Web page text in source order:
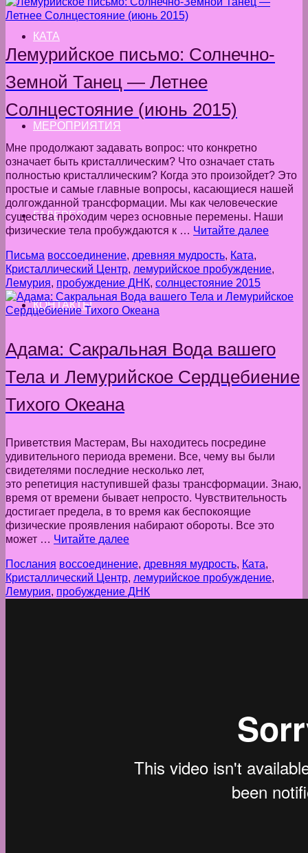
КАТА
МЕРОПРИЯТИЯ
ГАЛЕРЕЯ
КОНТАКТЫ
Лемурийское письмо: Солнечно-
Земной Танец — Летнее
Солнцестояние (июнь 2015)
Мне продолжают задавать вопрос: что конкретно
означает быть кристаллическим? Что означает стать
полностью кристаллическим? Когда это произойдет? Это
простые и самые главные вопросы, касающиеся нашей
долгожданной трансформации. Мы как человеческие
существа проходим через основные перемены. Наши
физические тела пробуждаются к … Читайте далее
Письма воссоединение, древняя мудрость, Ката,
Кристаллический Центр, лемурийское пробуждение,
Лемурия, пробуждение ДНК, солнцестояние 2015
Адама: Сакральная Вода вашего
Тела и Лемурийское Сердцебиение
Тихого Океана
Приветствия Мастерам, Вы находитесь посредине
удивительного периода времени. Все, чему вы были
свидетелями последние несколько лет,
это репетиция наступившей фазы трансформации. Знаю,
время от времени бывает непросто. Чувствительность
достигает предела, в то время как беспокоящие
физические проявления набирают обороты. Все это
может … Читайте далее
Послания воссоединение, древняя мудрость, Ката,
Кристаллический Центр, лемурийское пробуждение,
Лемурия, пробуждение ДНК